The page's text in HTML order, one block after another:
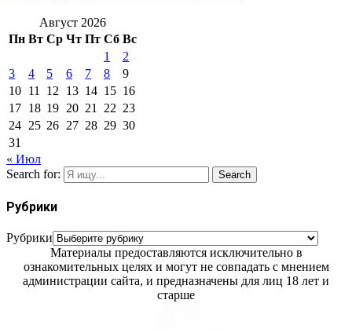
Август 2026
Пн Вт Ср Чт Пт Сб Вс
1
2
3
4 5 6 7 8
9
10 11 12 13 14 15 16
17 18 19 20 21 22 23
24 25 26 27 28 29 30
31
« Июл
Search for:
Search
Рубрики
Рубрики
Материалы предоставляются исключительно в
ознакомительных целях и могут не совпадать с мнением
администрации сайта, и предназначены для лиц 18 лет и
старше